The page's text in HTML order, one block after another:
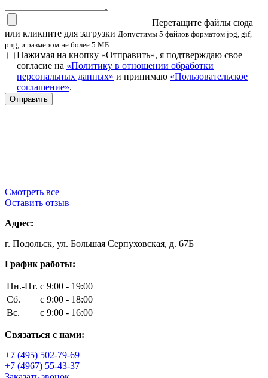
Перетащите файлы сюда
или кликните для загрузки Допустимы 5 файлов форматом jpg, gif,
png, и размером не более 5 МБ.
Нажимая на кнопку «Отправить», я подтверждаю свое
согласие на «Политику в отношении обработки
персональных данных» и принимаю «Пользовательское
соглашение».
Смотреть все
Оставить отзыв
Адрес:
г. Подольск, ул. Большая Серпуховская, д. 67Б
График работы:
Пн.-Пт. с 9:00 - 19:00
Сб.
с 9:00 - 18:00
Вс.
с 9:00 - 16:00
Связаться с нами:
+7 (495) 502-79-69
+7 (4967) 55-43-37